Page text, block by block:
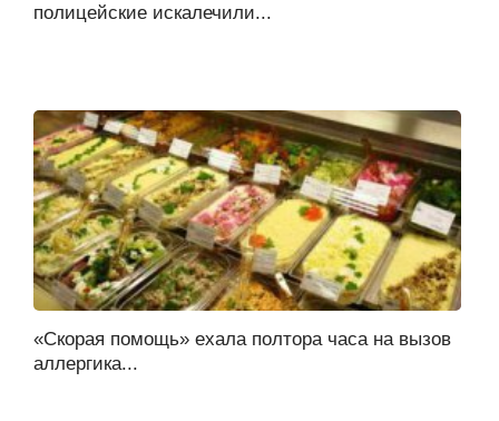
полицейские искалечили...
«Скорая помощь» ехала полтора часа на вызов
аллергика...